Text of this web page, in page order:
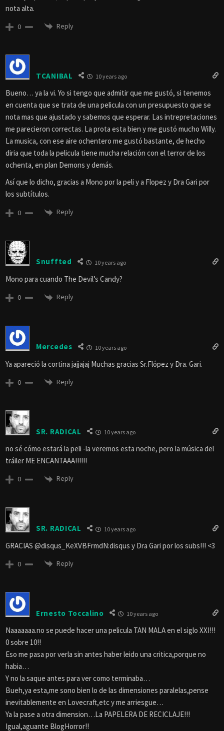
nota alta.
0 Reply
TCANIBAL 10 years ago
Bueno… ya la vi. Yo si tengo que admitir que me gustó, si tenemos
en cuenta que se trata de una pelicula con un presupuesto que se
nota mas que ajustado y sabemos que esperar. Las intrepretaciones
me parecieron correctas. La prota esta bien y me gustó mucho Willy.
La musica, con ese aire ochentero me gustó bastante, de hecho
diria que toda la pelicula tiene mucha relación con el terror de los
ochenta, en plan Demons y demás.
Así que lo dicho, gracias a Mono por la peli y a Flopez y Dra Gari por
los subtítulos.
0 Reply
Snuffted 10 years ago
Mono para cuando The Devil’s Candy?
0 Reply
Mercedes 10 years ago
Ya apareció la cortina jajjajaj Muchas gracias Sr.Flópez y Dra. Gari.
0 Reply
SR. RADICAL 10 years ago
no sé cómo estará la peli -la veremos esta noche, pero la música del
tráiler ME ENCANTAAA!!!!!!
0 Reply
SR. RADICAL 10 years ago
GRACIAS @disqus_KeXVBFrmdN:disqus y Dra Gari por los subs!!! <3
0 Reply
Ernesto Toccalino 10 years ago
Naaaaaaa.no se puede hacer una pelicula TAN MALA en el siglo XXI!!!
0 sobre 10!!
Eso me pasa por verla sin antes haber leido una critica,porque no
habia…
Y no la saque antes para ver como terminaba…
Bueh,ya esta,me sono bien lo de las dimensiones paralelas,pense
inevitablemente en Lovecraft,etc y me arriesgue…
Ya la pase a otra dimension…La PAPELERA DE RECICLAJE!!!
Igual,aguante BlogHorror!!